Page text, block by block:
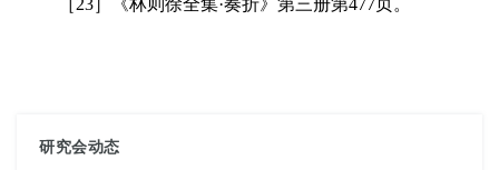
［23］《林则徐全集·奏折》第三册第477页。
研究会动态